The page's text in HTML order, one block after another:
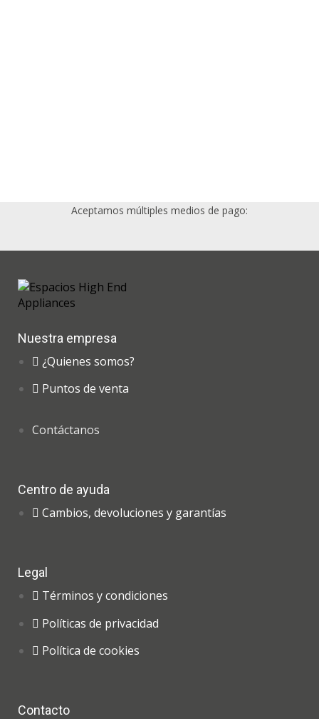
Aceptamos múltiples medios de pago:
Nuestra empresa
¿Quienes somos?
Puntos de venta
Contáctanos
Centro de ayuda
Cambios, devoluciones y garantías
Legal
Términos y condiciones
Políticas de privacidad
Política de cookies
Contacto